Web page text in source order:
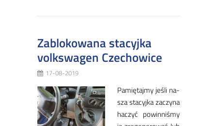
Zablokowana stacyjka
volkswagen Czechowice
17-08-2019
Pa­mię­taj­my je­śli na­
sza sta­cyj­ka za­czy­na
ha­czyć po­win­ni­śmy